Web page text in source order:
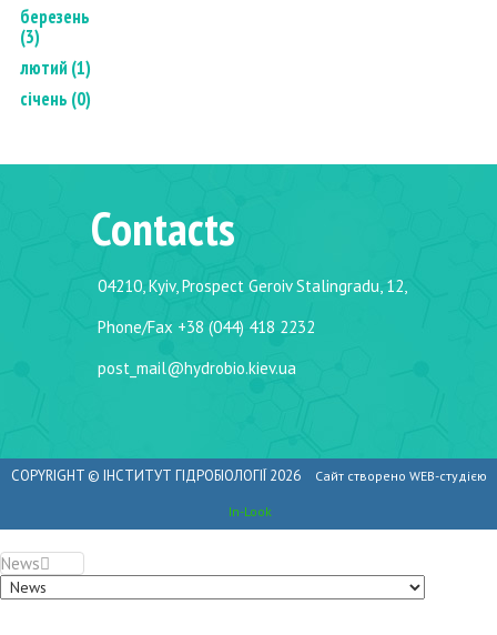
березень
(3)
лютий (1)
січень (0)
Contacts
04210, Kyiv, Prospect Geroiv Stalingradu, 12,
Phone/Fax +38 (044) 418 2232
post_mail@hydrobio.kiev.ua
COPYRIGHT © ІНСТИТУТ ГІДРОБІОЛОГІЇ2026 Сайт створено WEB-студією
In-Look
News